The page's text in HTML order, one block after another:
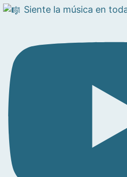
Siente la música en